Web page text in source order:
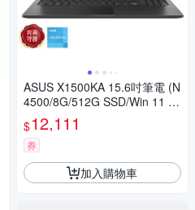
ASUS X1500KA 15.6吋筆電 (N
4500/8G/512G SSD/Win 11 H
ome/搖滾黑/Vivobook 15)
$12,111
券
加入購物車